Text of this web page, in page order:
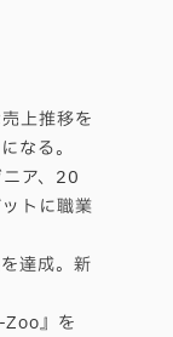
上推移を
なる。
ア、20
トに職業
達成。新
』を